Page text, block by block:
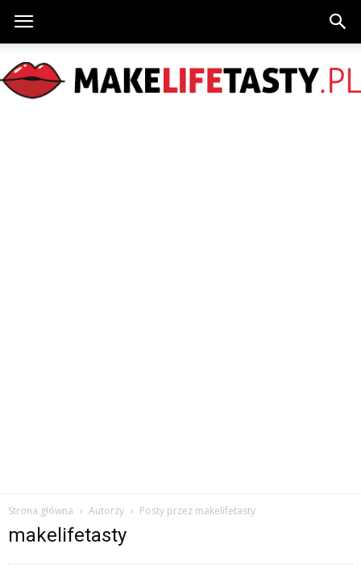
Strona główna Autorzy Posty przez makelifetasty
makelifetasty